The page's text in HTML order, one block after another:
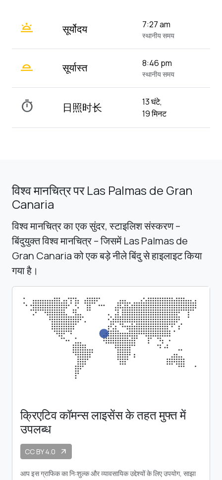
wb_twilight सूर्योदय 7:27 am
स्थानीय समय
wb_twilight_2 सूर्यास्त 8:46 pm
स्थानीय समय
timer 日照时长
13 घंटे,
19 मिनट
विश्व मानचित्र पर Las Palmas de Gran
Canaria
विश्व मानचित्र का एक सुंदर, स्टाइलिश संस्करण –
बिंदुयुक्त विश्व मानचित्र – जिसमें Las Palmas de
Gran Canaria को एक बड़े नीले बिंदु से हाइलाइट किया
गया है।
क्रिएटिव कॉमन्स लाइसेंस के तहत मुफ्त में
उपलब्ध
CC BY 4.0 arrow_outward
आप इस ग्राफिक का निःशुल्क और व्यावसायिक उद्देश्यों के लिए उपयोग, साझा